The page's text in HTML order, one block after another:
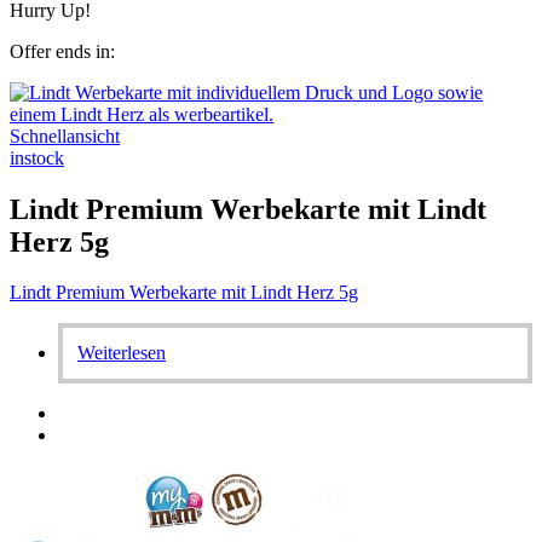
Hurry Up!
Offer ends in:
Schnellansicht
instock
Lindt Premium Werbekarte mit Lindt
Herz 5g
Lindt Premium Werbekarte mit Lindt Herz 5g
Weiterlesen